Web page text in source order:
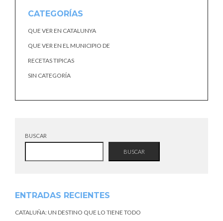
CATEGORÍAS
QUE VER EN CATALUNYA
QUE VER EN EL MUNICIPIO DE
RECETAS TIPICAS
SIN CATEGORÍA
BUSCAR
BUSCAR
ENTRADAS RECIENTES
CATALUÑA: UN DESTINO QUE LO TIENE TODO